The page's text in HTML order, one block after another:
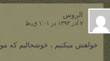
الروس
۷ آذر ۱۳۹۳ در ۱:۰۱ ق٫ظ
خواهش میکنیم ، خوشحالیم که